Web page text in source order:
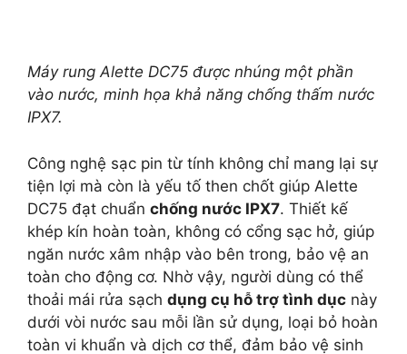
Máy rung Alette DC75 được nhúng một phần
vào nước, minh họa khả năng chống thấm nước
IPX7.
Công nghệ sạc pin từ tính không chỉ mang lại sự
tiện lợi mà còn là yếu tố then chốt giúp Alette
DC75 đạt chuẩn chống nước IPX7. Thiết kế
khép kín hoàn toàn, không có cổng sạc hở, giúp
ngăn nước xâm nhập vào bên trong, bảo vệ an
toàn cho động cơ. Nhờ vậy, người dùng có thể
thoải mái rửa sạch dụng cụ hỗ trợ tình dục này
dưới vòi nước sau mỗi lần sử dụng, loại bỏ hoàn
toàn vi khuẩn và dịch cơ thể, đảm bảo vệ sinh